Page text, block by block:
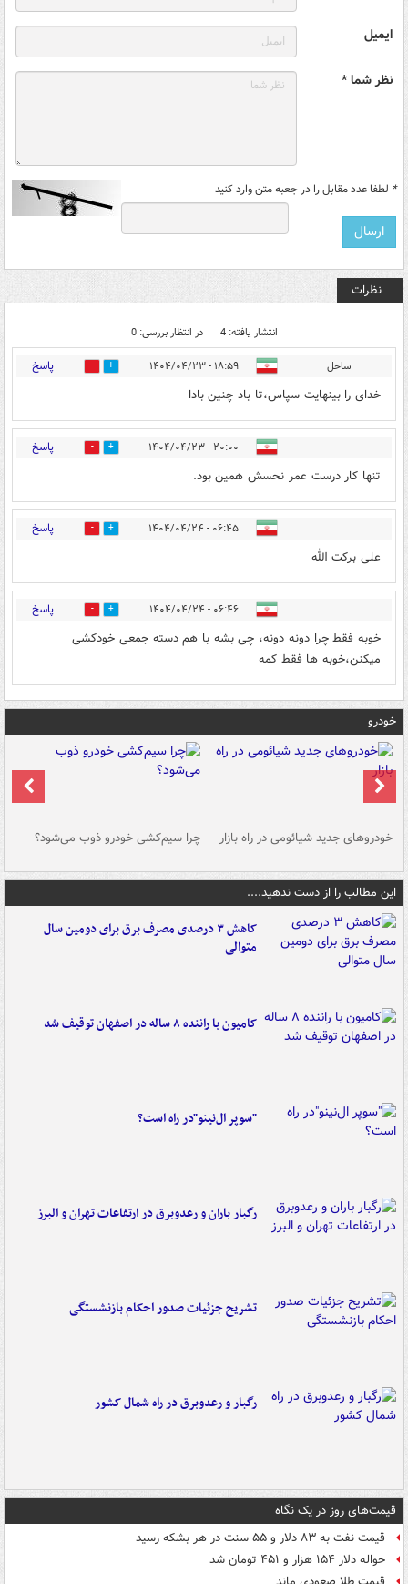
ایمیل
نظر شما *
* لطفا عدد مقابل را در جعبه متن وارد کنید
نظرات
انتشار یافته: 4 در انتظار بررسی: 0
ساحل ۱۸:۵۹ - ۱۴۰۴/۰۴/۲۳ 1 پاسخ
خدای را بینهایت سپاس،تا باد چنین بادا
۲۰:۰۰ - ۱۴۰۴/۰۴/۲۳ 1 پاسخ
تنها کار درست عمر نحسش همین بود.
۰۶:۴۵ - ۱۴۰۴/۰۴/۲۴ 1 پاسخ
علی برکت الله
۰۶:۴۶ - ۱۴۰۴/۰۴/۲۴ 1 پاسخ
خوبه فقط چرا دونه دونه، چی بشه با هم دسته جمعی خودکشی
میکنن،خوبه ها فقط کمه
خودرو
خودروهای جدید شیائومی در راه بازار چرا سیم‌کشی خودرو ذوب می‌شود؟
این مطالب را از دست ندهید....
کاهش ۳ درصدی مصرف برق برای دومین سال
متوالی
کامیون با راننده ۸ ساله در اصفهان توقیف شد
"سوپر ال‌نینو"در راه است؟
رگبار باران و رعدوبرق در ارتفاعات تهران و البرز
تشریح جزئیات صدور احکام بازنشستگی
رگبار و رعدوبرق در راه شمال کشور
قیمت‌های روز در یک نگاه
قیمت نفت به ۸۳ دلار و ۵۵ سنت در هر بشکه رسید
حواله دلار ۱۵۴ هزار و ۴۵۱ تومان شد